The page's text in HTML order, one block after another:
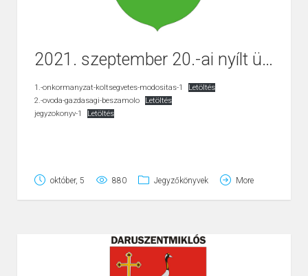
2021. szeptember 20.-ai nyílt ülés jegyzőkönyve
1.-onkormanyzat-koltsegvetes-modositas-1
Letöltés
2.-ovoda-gazdasagi-beszamolo
Letöltés
jegyzokonyv-1
Letöltés
október, 5 880 Jegyzőkönyvek More